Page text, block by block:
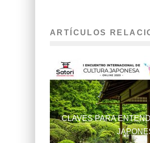
ARTÍCULOS
CLAVES PARA